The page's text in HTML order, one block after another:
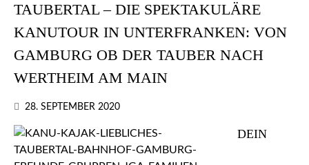
TAUBERTAL – DIE SPEKTAKULÄRE
KANUTOUR IN UNTERFRANKEN: VON
GAMBURG OB DER TAUBER NACH
WERTHEIM AM MAIN
28. SEPTEMBER 2020
DEIN